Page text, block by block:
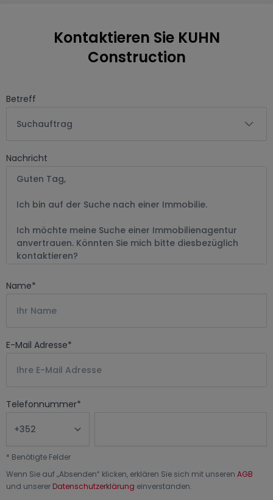
Kontaktieren Sie KUHN
Construction
Betreff
Suchauftrag
Nachricht
Name*
E-Mail Adresse*
Telefonnummer*
* Benötigte Felder
Wenn Sie auf „Absenden“ klicken, erklären Sie sich mit unseren AGB
und unserer Datenschutzerklärung einverstanden.